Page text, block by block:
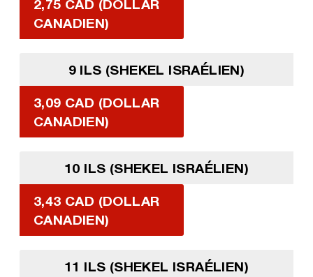
2,75 CAD (DOLLAR
CANADIEN)
9 ILS (SHEKEL ISRAÉLIEN)
3,09 CAD (DOLLAR
CANADIEN)
10 ILS (SHEKEL ISRAÉLIEN)
3,43 CAD (DOLLAR
CANADIEN)
11 ILS (SHEKEL ISRAÉLIEN)